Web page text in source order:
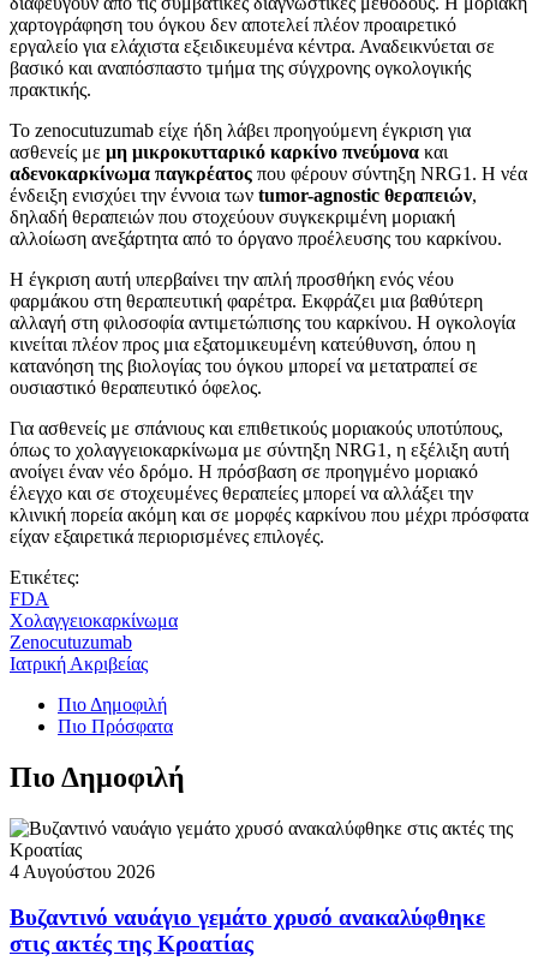
χαρτογράφηση του όγκου δεν αποτελεί πλέον προαιρετικό
εργαλείο για ελάχιστα εξειδικευμένα κέντρα. Αναδεικνύεται σε
βασικό και αναπόσπαστο τμήμα της σύγχρονης ογκολογικής
πρακτικής.
Το zenocutuzumab είχε ήδη λάβει προηγούμενη έγκριση για
ασθενείς με μη μικροκυτταρικό καρκίνο πνεύμονα και
αδενοκαρκίνωμα παγκρέατος που φέρουν σύντηξη NRG1. Η νέα
ένδειξη ενισχύει την έννοια των tumor-agnostic θεραπειών,
δηλαδή θεραπειών που στοχεύουν συγκεκριμένη μοριακή
αλλοίωση ανεξάρτητα από το όργανο προέλευσης του καρκίνου.
Η έγκριση αυτή υπερβαίνει την απλή προσθήκη ενός νέου
φαρμάκου στη θεραπευτική φαρέτρα. Εκφράζει μια βαθύτερη
αλλαγή στη φιλοσοφία αντιμετώπισης του καρκίνου. Η ογκολογία
κινείται πλέον προς μια εξατομικευμένη κατεύθυνση, όπου η
κατανόηση της βιολογίας του όγκου μπορεί να μετατραπεί σε
ουσιαστικό θεραπευτικό όφελος.
Για ασθενείς με σπάνιους και επιθετικούς μοριακούς υποτύπους,
όπως το χολαγγειοκαρκίνωμα με σύντηξη NRG1, η εξέλιξη αυτή
ανοίγει έναν νέο δρόμο. Η πρόσβαση σε προηγμένο μοριακό
έλεγχο και σε στοχευμένες θεραπείες μπορεί να αλλάξει την
κλινική πορεία ακόμη και σε μορφές καρκίνου που μέχρι πρόσφατα
είχαν εξαιρετικά περιορισμένες επιλογές.
Ετικέτες:
FDA
Χολαγγειοκαρκίνωμα
Zenocutuzumab
Ιατρική Ακριβείας
Πιο Δημοφιλή
Πιο Πρόσφατα
Πιο Δημοφιλή
4 Αυγούστου 2026
Βυζαντινό ναυάγιο γεμάτο χρυσό ανακαλύφθηκε
στις ακτές της Κροατίας